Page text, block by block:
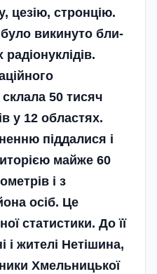
цезію, стронцію.
викинуто бли­
50 тисяч
у 12 областях.
піддалися і
майже 60
і з
осіб. Це
статистики. До її
жителі Нетішина,
Хмельницької